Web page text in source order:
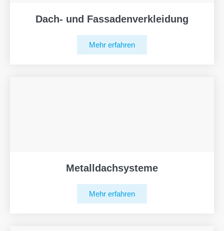
Dach- und Fassadenverkleidung
Mehr erfahren
Metalldachsysteme
Mehr erfahren